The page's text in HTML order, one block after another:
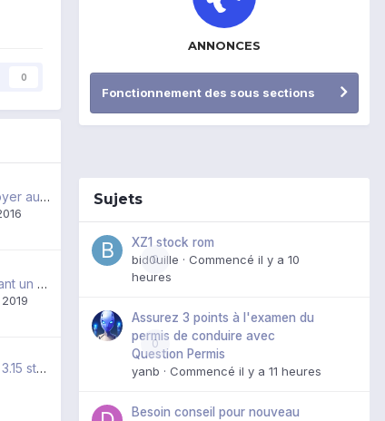
0
[A LIRE] Avant d'envoyer au SAV... HTC, Dynafix, Cordons electronics... Vos histoires incroyables sur vos arnaques
Bruits étranges pendant un appel
Backup rom officielle 3.15 stock
ANNONCES
Fonctionnement des sous sections
Sujets
0
XZ1 stock rom
bid0uille · Commencé il y a 10
heures
0
Assurez 3 points à l'examen du
permis de conduire avec
Question Permis
yanb · Commencé il y a 11 heures
Besoin conseil pour nouveau